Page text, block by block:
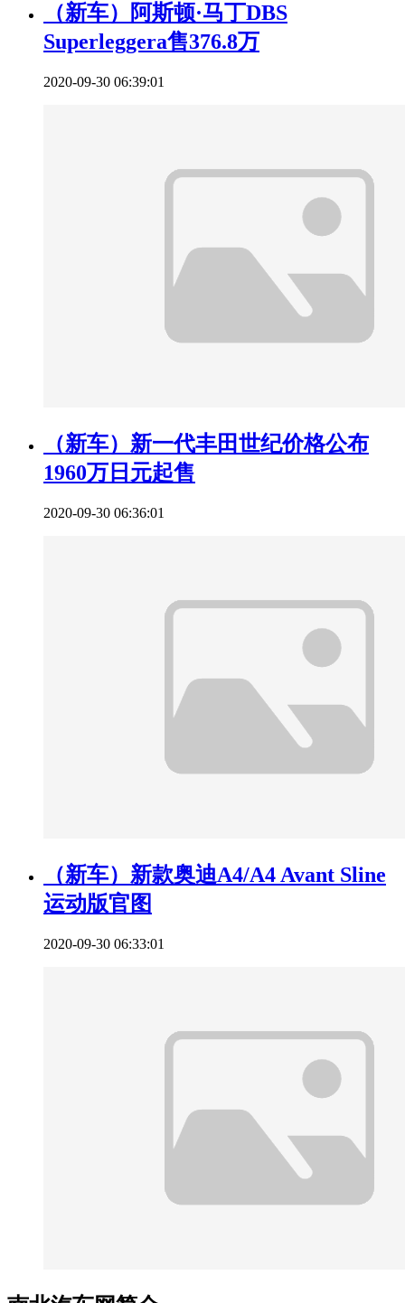
（新车）阿斯顿·马丁DBS
Superleggera售376.8万
2020-09-30 06:39:01
（新车）新一代丰田世纪价格公布
1960万日元起售
2020-09-30 06:36:01
（新车）新款奥迪A4/A4 Avant Sline
运动版官图
2020-09-30 06:33:01